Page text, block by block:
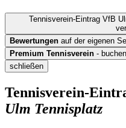
Tennisverein-Eintrag VfB
Bewertungen auf der eigenen
Premium Tennisverein -
schließen
Tennisverein-
Ulm Tennisplatz